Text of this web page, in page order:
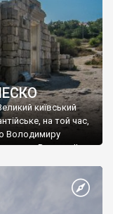
київський
на той час,
Володимиру
Василю ІІ, та
християнином.
Таврійського